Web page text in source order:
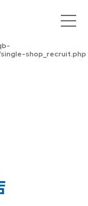
shop_recruit.php
shop_recruit.php